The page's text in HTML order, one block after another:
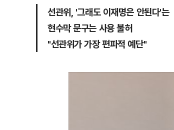
선관위, '그래도 이재명은 안된다'는
현수막 문구는 사용 불허
"선관위가 가장 편파적 예단"